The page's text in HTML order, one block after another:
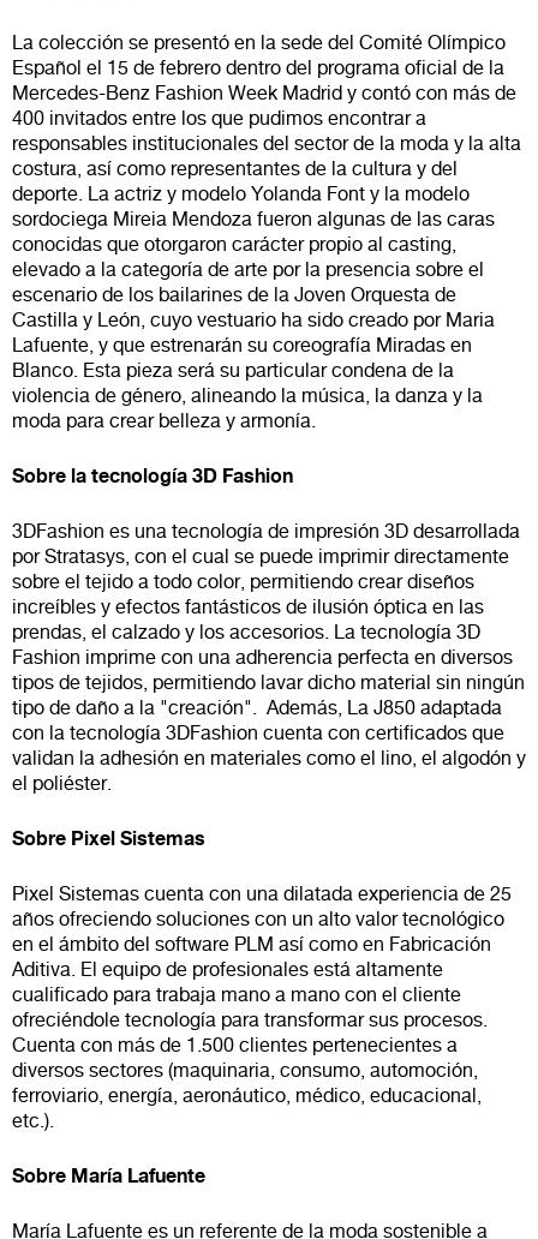
La colección se presentó en la sede del Comité Olímpico
Español el 15 de febrero dentro del programa oficial de la
Mercedes-Benz Fashion Week Madrid y contó con más de
400 invitados entre los que pudimos encontrar a
responsables institucionales del sector de la moda y la alta
costura, así como representantes de la cultura y del
deporte. La actriz y modelo Yolanda Font y la modelo
sordociega Mireia Mendoza fueron algunas de las caras
conocidas que otorgaron carácter propio al casting,
elevado a la categoría de arte por la presencia sobre el
escenario de los bailarines de la Joven Orquesta de
Castilla y León, cuyo vestuario ha sido creado por Maria
Lafuente, y que estrenarán su coreografía Miradas en
Blanco. Esta pieza será su particular condena de la
violencia de género, alineando la música, la danza y la
moda para crear belleza y armonía.
Sobre la tecnología 3D Fashion
3DFashion es una tecnología de impresión 3D desarrollada
por Stratasys, con el cual se puede imprimir directamente
sobre el tejido a todo color, permitiendo crear diseños
increíbles y efectos fantásticos de ilusión óptica en las
prendas, el calzado y los accesorios. La tecnología 3D
Fashion imprime con una adherencia perfecta en diversos
tipos de tejidos, permitiendo lavar dicho material sin ningún
tipo de daño a la "creación".
Además, La J850 adaptada
con la tecnología 3DFashion cuenta con certificados que
validan la adhesión en materiales como el lino, el algodón y
el poliéster.
Sobre Pixel Sistemas
Pixel Sistemas cuenta con una dilatada experiencia de 25
años ofreciendo soluciones con un alto valor tecnológico
en el ámbito del software PLM así como en Fabricación
Aditiva. El equipo de profesionales está altamente
cualificado para trabaja mano a mano con el cliente
ofreciéndole tecnología para transformar sus procesos.
Cuenta con más de 1.500 clientes pertenecientes a
diversos sectores (maquinaria, consumo, automoción,
ferroviario, energía, aeronáutico, médico, educacional,
etc.).
Sobre María Lafuente
María Lafuente es un referente de la moda sostenible a